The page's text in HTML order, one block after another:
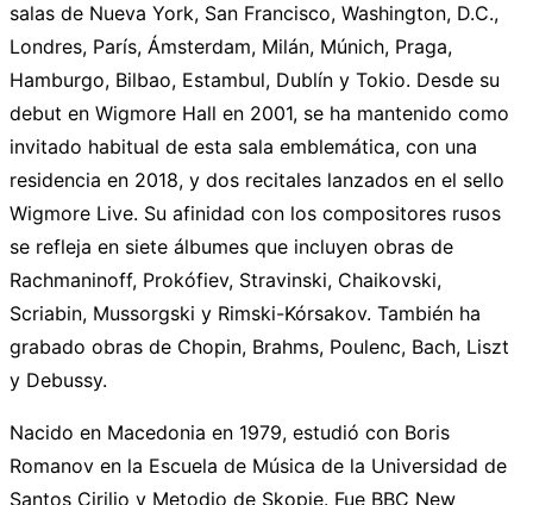
salas de Nueva York, San Francisco, Washington, D.C.,
Londres, París, Ámsterdam, Milán, Múnich, Praga,
Hamburgo, Bilbao, Estambul, Dublín y Tokio. Desde su
debut en Wigmore Hall en 2001, se ha mantenido como
invitado habitual de esta sala emblemática, con una
residencia en 2018, y dos recitales lanzados en el sello
Wigmore Live. Su afinidad con los compositores rusos
se refleja en siete álbumes que incluyen obras de
Rachmaninoff, Prokófiev, Stravinski, Chaikovski,
Scriabin, Mussorgski y Rimski-Kórsakov. También ha
grabado obras de Chopin, Brahms, Poulenc, Bach, Liszt
y Debussy.
Nacido en Macedonia en 1979, estudió con Boris
Romanov en la Escuela de Música de la Universidad de
Santos Cirilio y Metodio de Skopie. Fue BBC New